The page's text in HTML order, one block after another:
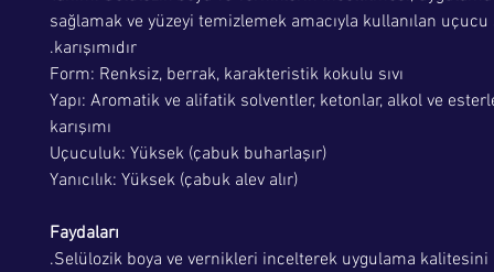
sağlamak ve yüzeyi temizlemek amacıyla kullanılan
karışımıdır.
Form: Renksiz, berrak, karakteristik kokulu sıvı
Yapı: Aromatik ve alifatik solventler, ketonlar, alkol ve
karışımı
Uçuculuk: Yüksek (çabuk buharlaşır)
Yanıcılık: Yüksek (çabuk alev alır)
Faydaları
Selülozik boya ve vernikleri incelterek uygulama kalitesini